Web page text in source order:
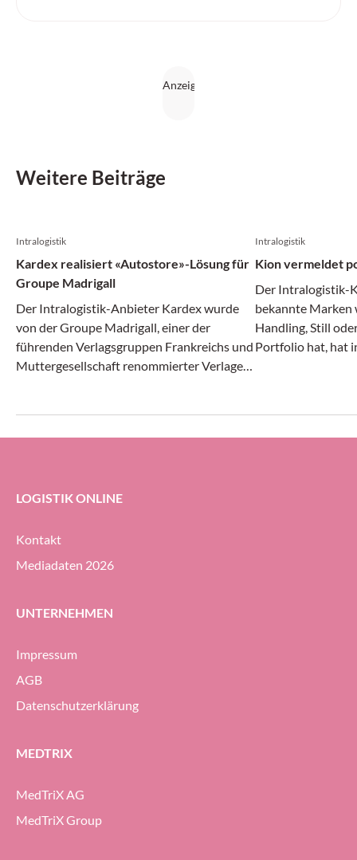
Weitere Beiträge
Intralogistik
Kardex realisiert «Autostore»-Lösung für
Groupe Madrigall
Der Intralogistik-Anbieter Kardex wurde
von der Groupe Madrigall, einer der
führenden Verlagsgruppen Frankreichs und
Muttergesellschaft renommierter Verlage
das neue Distributionszentrum des
Intralogistik
Kion vermeldet
Der Intralogistik-
bekannte Marken
Handling, Still
Portfolio hat, hat
LOGISTIK ONLINE
Kontakt
Mediadaten 2026
UNTERNEHMEN
Impressum
AGB
Datenschutzerklärung
MEDTRIX
MedTriX AG
MedTriX Group